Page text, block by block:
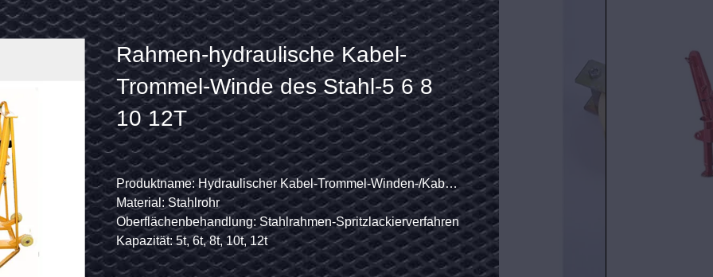
einzustellen, schützen Sie Kabel vor Reibung
Rahmen-
hydraulische
Kabel-
Trommel-
Winde
Stahl-
Produktname: Hydraulischer Kabel-Trommel-Winden-/Kabeltrommel-Stand
Material: Stahlrohr
Oberflächenbehandlung: Stahlrahmen-Spritzlackierverfahren
Kapazität: 5t, 6t, 8t, 10t, 12t
Galvanisierender
Nylonaluminiumlegierungs-Kabel-
Flaschenzug-Block
Anwendung: Bau des elektrischen Stroms
Verwendet: Schützen Sie Kabel
Oberflächenbehandlung: Galvanisierung
Anwendbarer Draht: LGJ25~400